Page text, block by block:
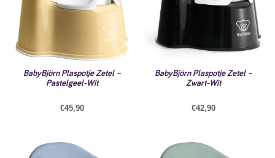
BabyBjörn Plaspotje Zetel –
Pastelgeel-Wit
€45,90
BabyBjörn Plaspotje Zetel –
Zwart-Wit
€42,90